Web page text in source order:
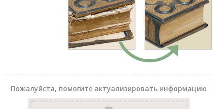
Пожалуйста, помогите актуализировать информацию